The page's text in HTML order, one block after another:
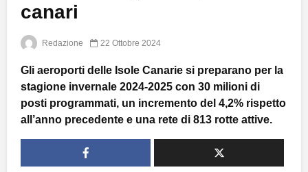
canari
Redazione 22 Ottobre 2024
Gli aeroporti delle Isole Canarie si preparano per la
stagione invernale 2024-2025 con 30 milioni di
posti programmati, un incremento del 4,2% rispetto
all’anno precedente e una rete di 813 rotte attive.